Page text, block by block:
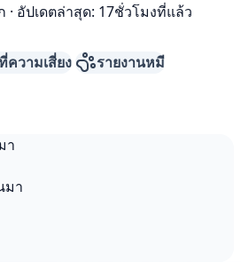
· อัปเดตล่าสุด: 17ชั่วโมงที่แล้ว
ความเสี่ยง รายงานหมี
า
มา